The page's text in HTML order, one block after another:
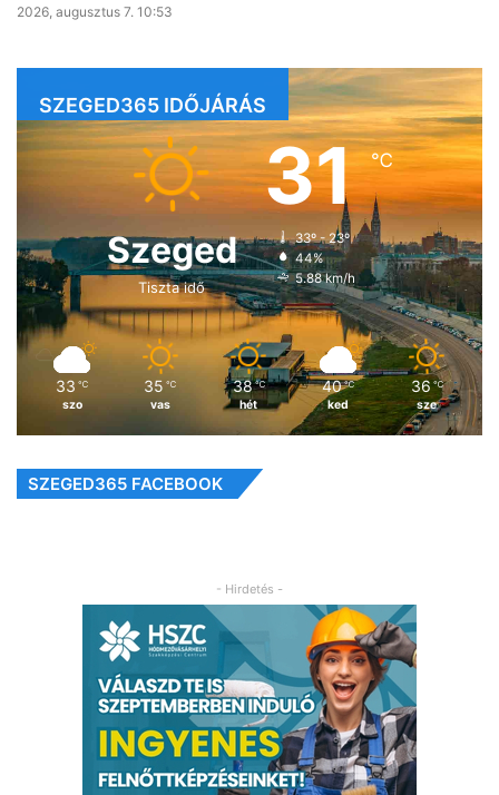
2026, augusztus 7. 10:53
SZEGED365 IDŐJÁRÁS
Szeged
Tiszta idő
31℃
33º - 23º
44%
5.88 km/h
33 ℃
szo
35 ℃
vas
38 ℃
hét
40 ℃
ked
36 ℃
sze
SZEGED365 FACEBOOK
- Hirdetés -